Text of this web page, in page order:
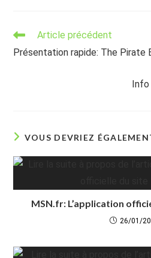
Read
articles
Article précédent
Présentation rapide: The Pirate
Info
VOUS DEVRIEZ
MSN.fr: L’application
26/01/